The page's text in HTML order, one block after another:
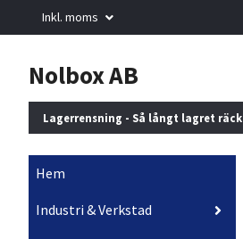
Inkl. moms
Nolbox AB
Lagerrensning - Så långt lagret
Hem
Industri & Verkstad